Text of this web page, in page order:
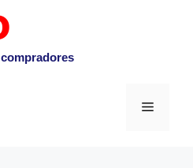
compradores
Menu